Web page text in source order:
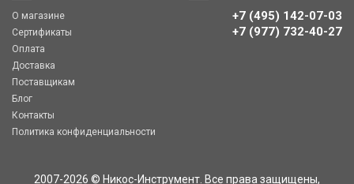
О магазине
Сертификаты
Оплата
Доставка
Поставщикам
Блог
Контакты
Политика конфиденциальности
+7 (495) 142-07-03
‎‎+7 (977) 732-40-27
2007-2026 © Никос-Инструмент. Все права защищены,